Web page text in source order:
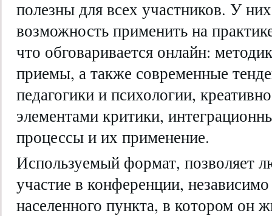
полезны для всех участников. У
возможность применить на
что обговаривается онлайн:
приемы, а также современные
педагогики и психологии,
элементами критики,
процессы и их применение.
Используемый формат, позволяет
участие в конференции,
населенного пункта, в котором он